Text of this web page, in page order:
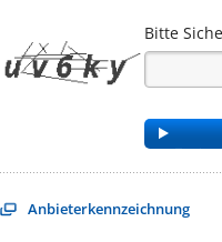
Bitte
Anbieterkennzeichnung